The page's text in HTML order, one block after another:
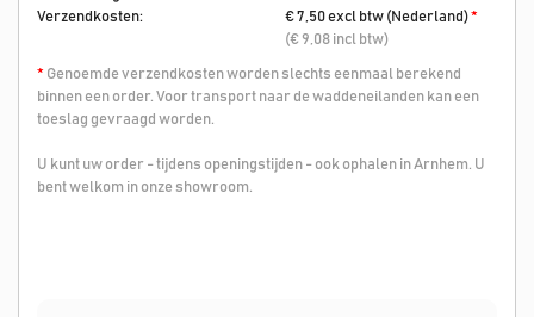
Verzendkosten:
€ 7,50 excl btw (Nederland)*
(€ 9,08 incl btw)
* Genoemde verzendkosten worden slechts eenmaal berekend
binnen een order. Voor transport naar de waddeneilanden kan een
toeslag gevraagd worden.
U kunt uw order - tijdens openingstijden - ook ophalen in Arnhem. U
bent welkom in onze showroom.